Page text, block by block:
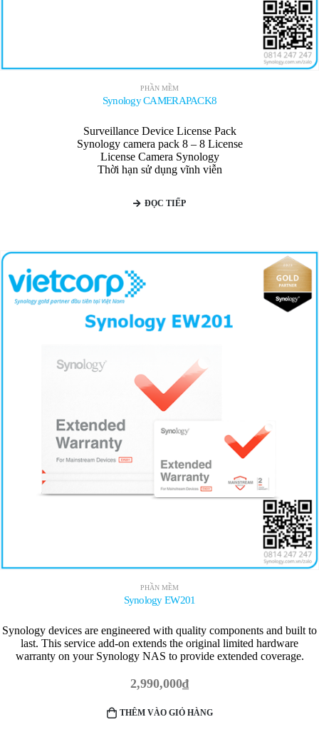
PHẦN MỀM
Synology CAMERAPACK8
Surveillance Device License Pack
Synology camera pack 8 – 8 License
License Camera Synology
Thời hạn sử dụng vĩnh viễn
ĐỌC TIẾP
PHẦN MỀM
Synology EW201
Synology devices are engineered with quality components and built to
last. This service add-on extends the original limited hardware
warranty on your Synology NAS to provide extended coverage.
2,990,000₫
THÊM VÀO GIỎ HÀNG